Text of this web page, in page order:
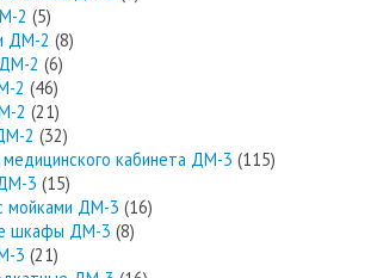
2 (5)
ДМ-2 (8)
2 (6)
2 (46)
2 (21)
2 (32)
кабинета ДМ-3 (115)
3 (15)
мойками ДМ-3 (16)
шкафы ДМ-3 (8)
3 (21)